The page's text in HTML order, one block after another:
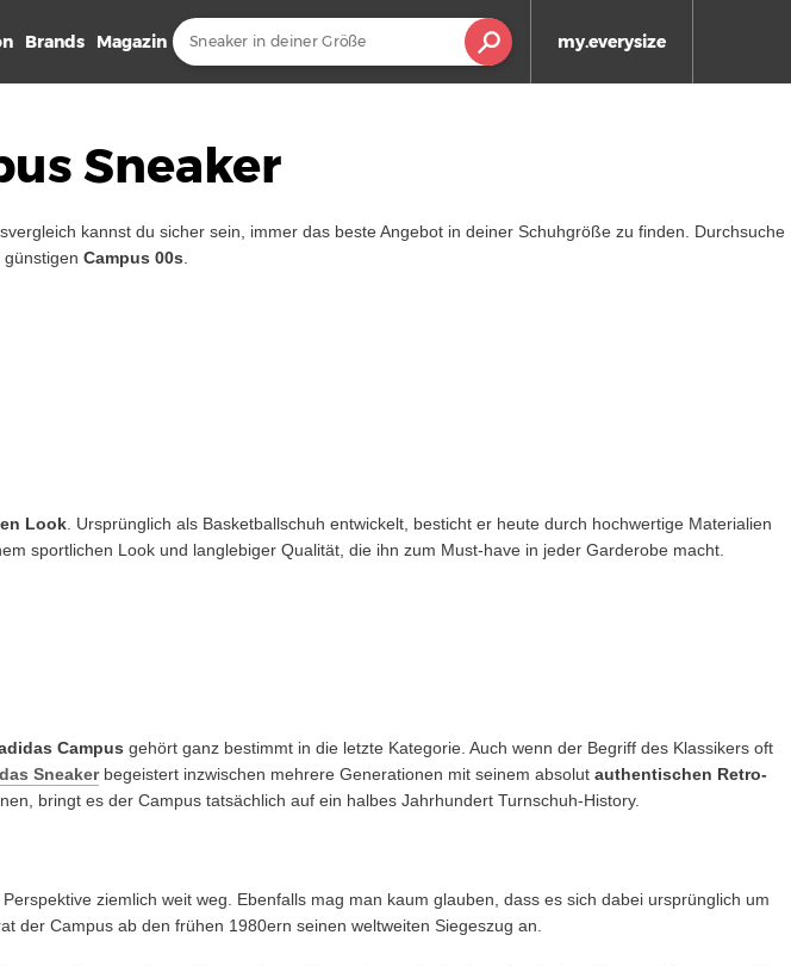
my.everysize
Brands Magazin
Sneaker
kannst du sicher sein, immer das beste Angebot in deiner Schuhgröße zu finden. Durchsuche
Campus 00s.
Look . Ursprünglich als Basketballschuh entwickelt, besticht er heute durch hochwertige Materialien
sportlichen Look und langlebiger Qualität, die ihn zum Must-have in jeder Garderobe macht.
Campus gehört ganz bestimmt in die letzte Kategorie. Auch wenn der Begriff des Klassikers oft
Sneakerbegeistert inzwischen mehrere Generationen mit seinem absolut authentischen Retro-
bringt es der Campus tatsächlich auf ein halbes Jahrhundert Turnschuh-History.
Perspektive ziemlich weit weg. Ebenfalls mag man kaum glauben, dass es sich dabei ursprünglich um
der Campus ab den frühen 1980ern seinen weltweiten Siegeszug an.